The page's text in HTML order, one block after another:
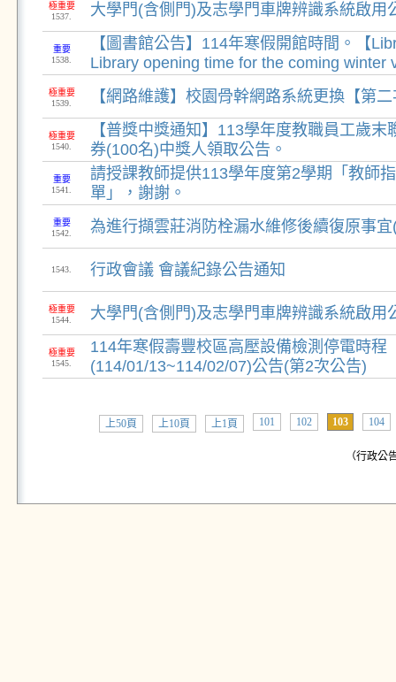
極重要
1537.
大學門(含側門)及志學門車牌辨識系統啟用
重要
1538.
【圖書館公告】114年寒假開館時間。【
Library opening time for the coming winter
極重要
1539.
【網路維護】校園骨幹網路系統更換【第
極重要
1540.
【普獎中獎通知】113學年度教職員工歲末
券(100名)中獎人領取公告。
重要
1541.
請授課教師提供113學年度第2學期「教師
單」，謝謝。
重要
1542.
為進行擷雲莊消防栓漏水維修後續復原事
1543. 行政會議 會議紀錄公告通知
極重要
1544.
大學門(含側門)及志學門車牌辨識系統啟用
極重要
1545.
114年寒假壽豐校區高壓設備檢測停電時程
(114/01/13~114/02/07)公告(第2次公告)
上50頁 上10頁 上1頁 101 102 103 104
（行政公